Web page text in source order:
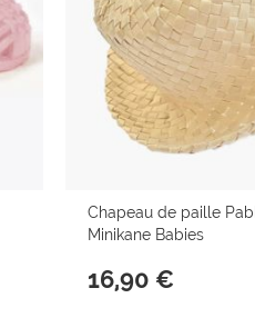
Chapeau de paille
Minikane Babies
16,90 €